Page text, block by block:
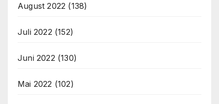
August 2022 (138)
Juli 2022 (152)
Juni 2022 (130)
Mai 2022 (102)